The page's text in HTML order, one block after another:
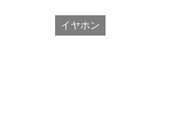
イヤホン